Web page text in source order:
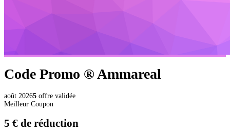
Code Promo ®Ammareal
août 20265 offre validée
Meilleur Coupon
5 € de réduction